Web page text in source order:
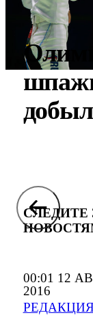
00:01 12
2016
СЛЕДИТЕ